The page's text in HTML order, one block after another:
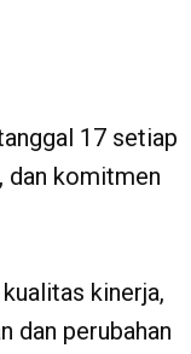
17 setiap
dan komitmen
kinerja,
dan perubahan